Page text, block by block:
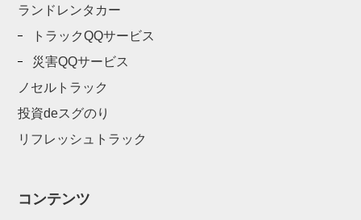
ランドレンタカー
トラックQQサービス
災害QQサービス
ノセルトラック
投資deスグのり
リフレッシュトラック
コンテンツ